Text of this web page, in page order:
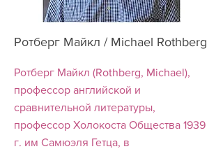
Ротберг Майкл / Michael Rothberg
Ротберг Майкл (Rothberg, Michael),
профессор английской и
сравнительной литературы,
профессор Холокоста Общества 1939
г. им Самюэля Гетца, в